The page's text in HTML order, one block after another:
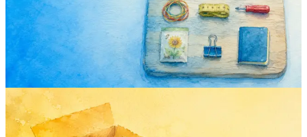
Laci serbaguna dalam satu foto. Susun sembilan barang di talenan,
snap sekali, AllKeep menamai dan menandai sebelum Anda selesai
dengan tumpukannya.
17 Mei 2026
inventorymobile
Jepret. Beres. Kisah Panjang di Balik